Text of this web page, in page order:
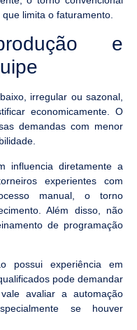
limita o faturamento.
e
irregular ou sazonal,
economicamente. O
demandas com menor
influencia diretamente a
experientes com
manual, o torno
Além disso, não
de programação
possui experiência em
pode demandar
avaliar a automação
se houver